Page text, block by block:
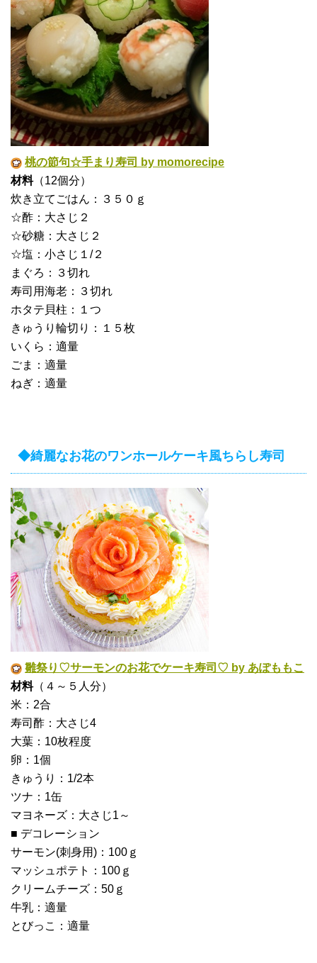
桃の節句☆手まり寿司 by momorecipe
材料（12個分）
炊き立てごはん：３５０ｇ
☆酢：大さじ２
☆砂糖：大さじ２
☆塩：小さじ１/２
まぐろ：３切れ
寿司用海老：３切れ
ホタテ貝柱：１つ
きゅうり輪切り：１５枚
いくら：適量
ごま：適量
ねぎ：適量
◆綺麗なお花のワンホールケーキ風ちらし寿司
雛祭り♡サーモンのお花でケーキ寿司♡ by あぽももこ
材料（４～５人分）
米：2合
寿司酢：大さじ4
大葉：10枚程度
卵：1個
きゅうり：1/2本
ツナ：1缶
マヨネーズ：大さじ1～
■ デコレーション
サーモン(刺身用)：100ｇ
マッシュポテト：100ｇ
クリームチーズ：50ｇ
牛乳：適量
とびっこ：適量